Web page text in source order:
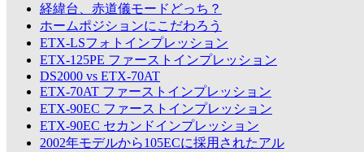
経緯台、赤道儀モードどっち？
ホームポジションにこだわろう
ETX-LSフォトインプレッション
ETX-125PE ファーストインプレッション
DS2000 vs ETX-70AT
ETX-70AT ファーストインプレッション
ETX-90EC ファーストインプレッション
ETX-90EC セカンドインプレッション
2002年モデルから105ECに採用されたアル